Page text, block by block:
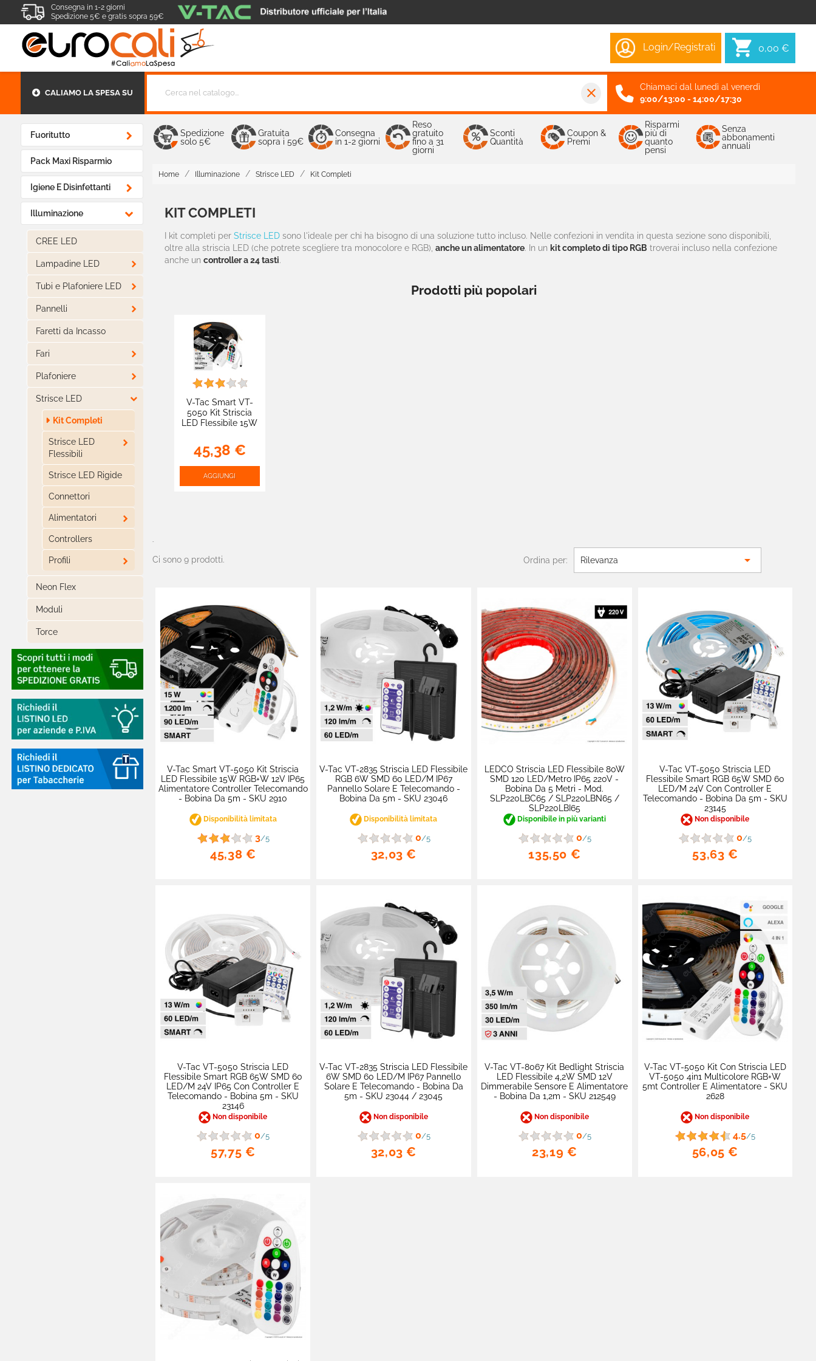
Consegna in 1-2 giorni
Spedizione 5€ e gratis sopra 59€
Login/Registrati 0,00 €
CALIAMO LA SPESA SU close
Chiamaci dal lunedì al venerdì
9:00/13:00 - 14:00/17:30
Fuoritutto 
Pack Maxi Risparmio
Igiene E Disinfettanti 
Illuminazione 
CREE LED
Lampadine LED 
Tubi e Plafoniere LED 
Pannelli 
Faretti da Incasso
Fari 
Plafoniere 
Strisce LED 
Kit Completi
Strisce LED
Flessibili

Strisce LED Rigide
Connettori
Alimentatori 
Controllers
Profili 
Neon Flex
Moduli
Torce
Industriali e Stradali
Lampade d'Emergenza
Segnapasso
Punti Luce
Lampade da Giardino 
Linear Light
Spedizione
solo 5€
Gratuita
sopra i 59€
Consegna
in 1-2 giorni
Reso
gratuito
fino a 31
giorni
Sconti
Quantità
Coupon &
Premi
Risparmi
più di
quanto
pensi
Senza
abbonamenti
annuali
Home Illuminazione Strisce LED Kit Completi
KIT COMPLETI
I kit completi perStrisce LED sono l'ideale per chi ha bisogno di una soluzione tutto incluso. Nelle confezioni in vendita in questa sezione sono disponibili,
oltre alla striscia LED (che potrete scegliere tra monocolore e RGB),anche un alimentatore. In un kit completo di tipo RGB troverai incluso nella confezione
anche uncontroller a 24 tasti.
Prodotti più popolari
V-Tac Smart VT-
5050 Kit Striscia
LED Flessibile 15W
Alimentatore
Controller
Telecomando -
Bobina da 5m - SKU
2910
45,38 €
AGGIUNGI
-
Ci sono 9 prodotti. Ordina per: Rilevanza 
V-Tac Smart VT-5050 Kit Striscia
LED Flessibile 15W RGB+W 12V IP65
Alimentatore Controller Telecomando
- Bobina Da 5m - SKU 2910
Disponibilità limitata
3/5
45,38 €
V-Tac VT-2835 Striscia LED Flessibile
RGB 6W SMD 60 LED/m IP67
Pannello Solare E Telecomando -
Bobina Da 5m - SKU 23046
Disponibilità limitata
0/5
32,03 €
LEDCO Striscia LED Flessibile 80W
SMD 120 LED/metro IP65 220V -
Bobina Da 5 Metri - Mod.
SLP220LBC65 / SLP220LBN65 /
SLP220LBI65
Disponibile in più varianti
0/5
135,50 €
V-Tac VT-5050 Striscia LED
Flessibile Smart RGB 65W SMD 60
LED/m 24V Con Controller E
Telecomando - Bobina Da 5m - SKU
23145
Non disponibile
0/5
53,63 €
V-Tac VT-5050 Striscia LED
Flessibile Smart RGB 65W SMD 60
LED/m 24V IP65 Con Controller E
Telecomando - Bobina 5m - SKU
23146
Non disponibile
0/5
57,75 €
V-Tac VT-2835 Striscia LED Flessibile
6W SMD 60 LED/m IP67 Pannello
Solare E Telecomando - Bobina Da
5m - SKU 23044 / 23045
Non disponibile
0/5
32,03 €
V-Tac VT-8067 Kit Bedlight Striscia
LED Flessibile 4,2W SMD 12V
Dimmerabile Sensore E Alimentatore
- Bobina Da 1,2m - SKU 212549
Non disponibile
0/5
23,19 €
V-Tac VT-5050 Kit Con Striscia LED
VT-5050 4in1 Multicolore RGB+W
5mt Controller E Alimentatore - SKU
2628
Non disponibile
4.5/5
56,05 €